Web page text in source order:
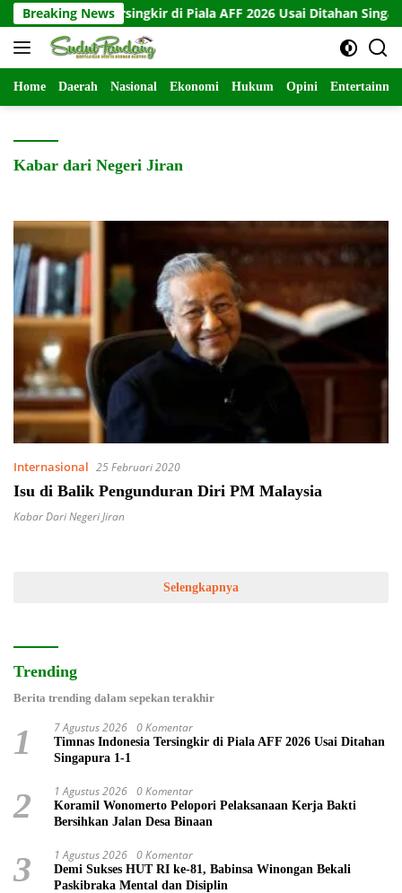
Langsung
ke
konten
Breaking News
Tersingkir di Piala AFF 2026 Usai Ditahan Singapura
Home Daerah Nasional Ekonomi Hukum Opini
Kabar dari Negeri Jiran
Internasional 25 Februari 2020
Isu di Balik Pengunduran Diri PM Malaysia
Kabar Dari Negeri Jiran
Selengkapnya
Trending
Berita trending dalam sepekan terakhir
1 7 Agustus 2026 0 Komentar
Timnas Indonesia Tersingkir di Piala AFF 2026 Usai Ditahan
Singapura 1-1
2 1 Agustus 2026 0 Komentar
Koramil Wonomerto Pelopori Pelaksanaan Kerja Bakti
Bersihkan Jalan Desa Binaan
3 1 Agustus 2026 0 Komentar
Demi Sukses HUT RI ke-81, Babinsa Winongan Bekali
Paskibraka Mental dan Disiplin